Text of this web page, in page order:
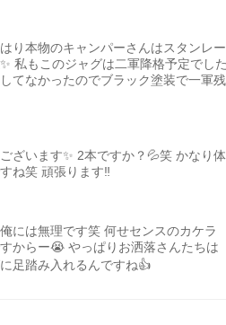
り本物のキャンパーさんはスタンレー
私もこのジャグは二軍降格予定でし
てなかったのでブラック塗装で一軍残
ざいます✨ 2本ですか？💦笑 かなり体
ね笑 頑張ります‼️
には無理です笑 何せセンスのカケラ
からー😭 やっぱりお洒落さんたちは
足踏み入れるんですね👍